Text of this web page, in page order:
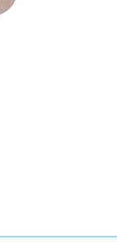
zulässt)